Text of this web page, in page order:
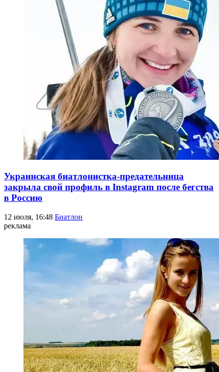
Украинская биатлонистка-предательница
закрыла свой профиль в Instagram после бегства
в Россию
12 июля, 16:48 Биатлон
реклама